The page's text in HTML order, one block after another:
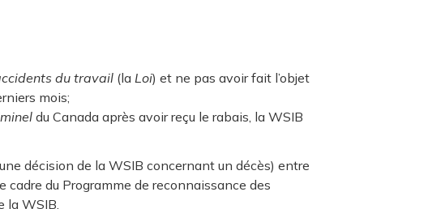
du travail (la Loi) et ne pas avoir fait l’objet
mois;
du Canada après avoir reçu le rabais, la WSIB
décision de la WSIB concernant un décès) entre
du Programme de reconnaissance des
la WSIB.